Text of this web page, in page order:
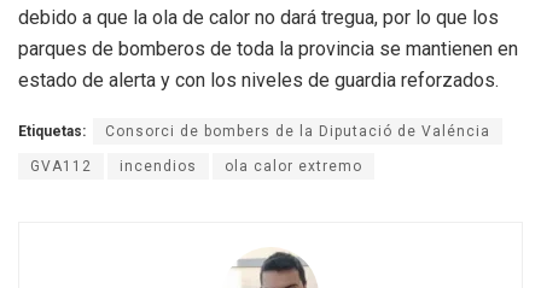
debido a que la ola de calor no dará tregua, por lo que los
parques de bomberos de toda la provincia se mantienen en
estado de alerta y con los niveles de guardia reforzados.
Etiquetas: Consorci de bombers de la Diputació de Valéncia
GVA112 incendios ola calor extremo